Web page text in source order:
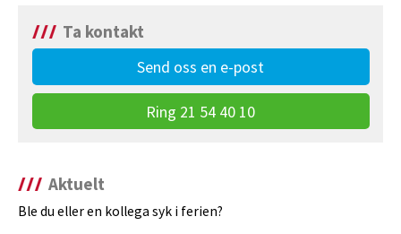
Ta kontakt
Send oss en e-post
Ring 21 54 40 10
Aktuelt
Ble du eller en kollega syk i ferien?